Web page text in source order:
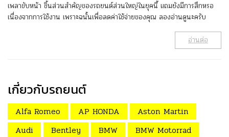
เพลาขับหน้า ชิ้นส่วนสำคัญของรถยนต์ส่วนใหญ่ในยุคนี้ แถมยังมีการสึกหรอ
เนื่องจากการใช้งาน เพราะฉนั้นเพื่อลดค่าใช้จ่ายของคุณ ลองอ่านดูนะครับ
อ่านต่อ
เกี่ยวกับรถยนต์
Alfa Romeo AP HONDA
Aston Martin
Audi
Bentley BMW
BMW Motorrad